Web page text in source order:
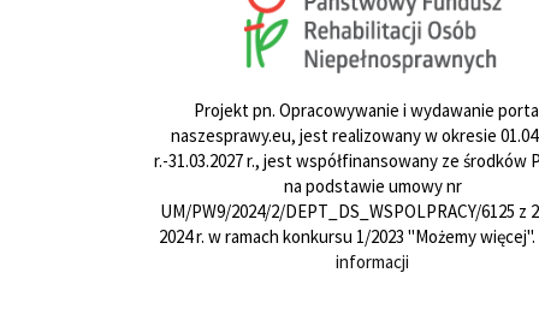
Projekt pn. Opracowywanie i wydawanie
naszesprawy.eu, jest realizowany w okresie
r.-31.03.2027 r., jest współfinansowany ze środków
na podstawie umowy nr
UM/PW9/2024/2/DEPT_DS_WSPOLPRACY/6125 z
2024 r. w ramach konkursu 1/2023 "Możemy więcej".
informacji